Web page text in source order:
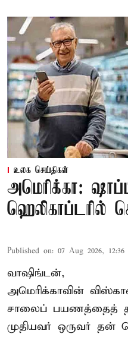
உலக செய்திகள்
அமெரிக்கா:
ஹெலிகாப்டரில்
Published on: 07 Aug 2026, 12:36
வாஷிங்டன்,
அமெரிக்காவின்
சாலைப் பயணத்தைத்
முதியவர் ஒருவர் தன்